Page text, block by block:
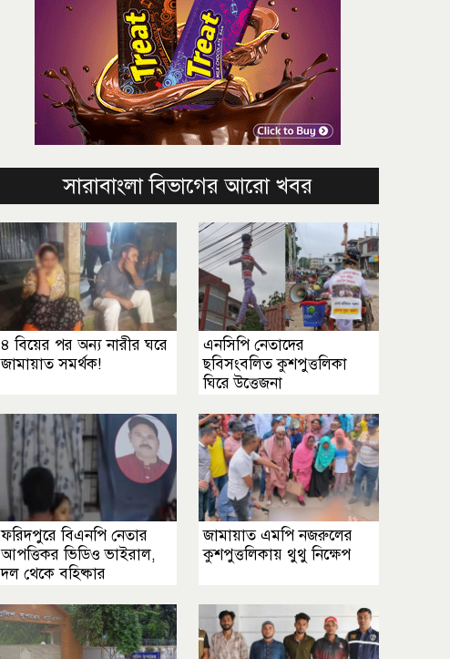
সারাবাংলা বিভাগের আরো খবর
৪ বিয়ের পর অন্য নারীর ঘরে
জামায়াত সমর্থক!
এনসিপি নেতাদের
ছবিসংবলিত কুশপুত্তলিকা
ঘিরে উত্তেজনা
ফরিদপুরে বিএনপি নেতার
আপত্তিকর ভিডিও ভাইরাল,
দল থেকে বহিষ্কার
জামায়াত এমপি নজরুলের
কুশপুত্তলিকায় থুথু নিক্ষেপ